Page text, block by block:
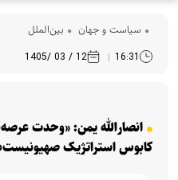
سیاست و جهان بین‌الملل
16:31
12 / 03 /1405
انصارالله یمن: «وحدت
کابوس استراتژیک